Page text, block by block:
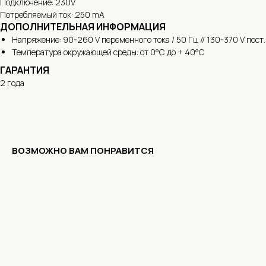
Потребляемый ток: 250 mA
ДОПОЛНИТЕЛЬНАЯ ИНФОРМАЦИЯ
Напряжение: 90-260 V переменного тока / 50 Гц // 130-370 V пост.
Температура окружающей среды: от 0°С до + 40°С
ГАРАНТИЯ
2 года
ВОЗМОЖНО ВАМ ПОНРАВИТСЯ